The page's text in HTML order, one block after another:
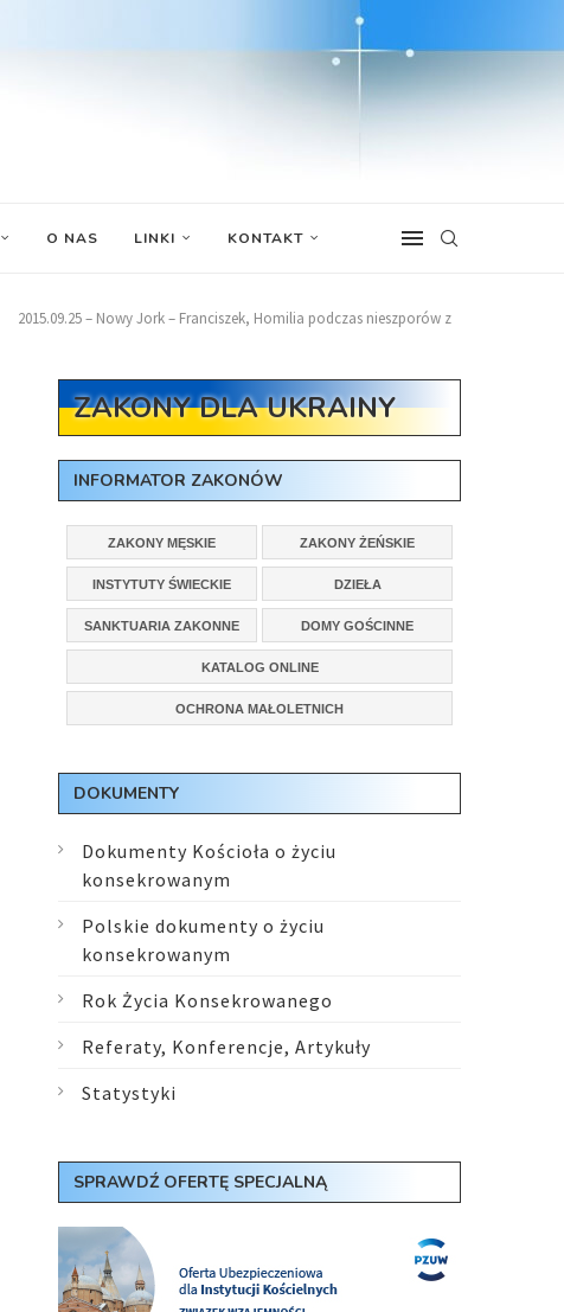
O NAS LINKI KONTAKT
2015.09.25 – Nowy Jork – Franciszek, Homilia podczas nieszporów z
ZAKONY DLA UKRAINY
INFORMATOR ZAKONÓW
ZAKONY MĘSKIE ZAKONY ŻEŃSKIE
INSTYTUTY ŚWIECKIE DZIEŁA
SANKTUARIA ZAKONNE DOMY GOŚCINNE
KATALOG ONLINE
OCHRONA MAŁOLETNICH
DOKUMENTY
Dokumenty Kościoła o życiu
konsekrowanym
Polskie dokumenty o życiu
konsekrowanym
Rok Życia Konsekrowanego
Referaty, Konferencje, Artykuły
Statystyki
SPRAWDŹ OFERTĘ SPECJALNĄ